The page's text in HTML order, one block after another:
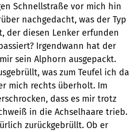
Schnellstraße vor mich hin
nachgedacht, was der Typ
der diesen Lenker erfunden
Irgendwann hat der
sein Alphorn ausgepackt.
was zum Teufel ich da
mich rechts überholt. Im
dass es mir trotz
in die Achselhaare trieb.
zurückgebrüllt. Ob er